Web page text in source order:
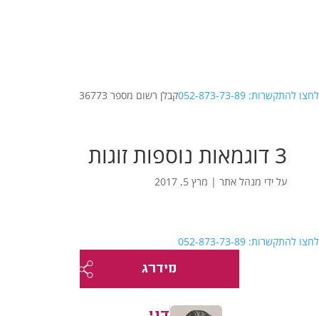
לחצו להתקשרות: 052-873-73-89 קבלן רשום מספר 36773
3 דוגמאות נוספות זוגות
על ידי מנהל אתר| מרץ 5, 2017
לחצו להתקשרות: 052-873-73-89